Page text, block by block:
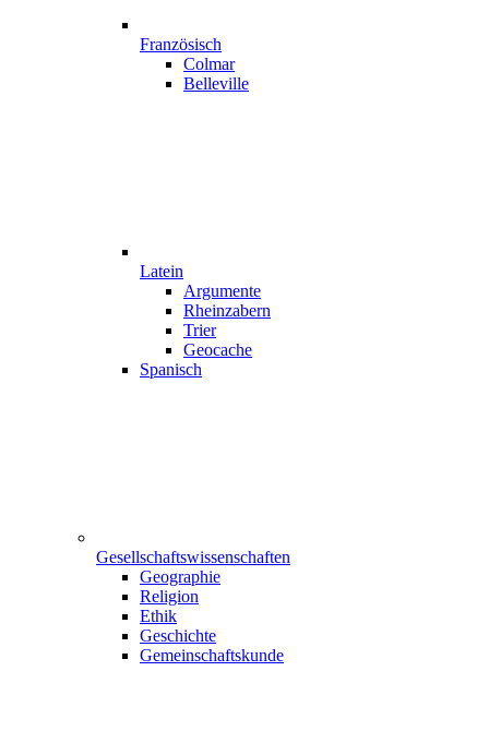
Französisch
Colmar
Belleville
Latein
Argumente
Rheinzabern
Trier
Geocache
Spanisch
Gesellschaftswissenschaften
Geographie
Religion
Ethik
Geschichte
Gemeinschaftskunde